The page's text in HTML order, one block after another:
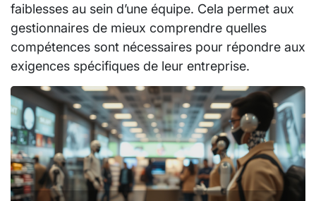
faiblesses au sein d’une équipe. Cela permet aux
gestionnaires de mieux comprendre quelles
compétences sont nécessaires pour répondre aux
exigences spécifiques de leur entreprise.